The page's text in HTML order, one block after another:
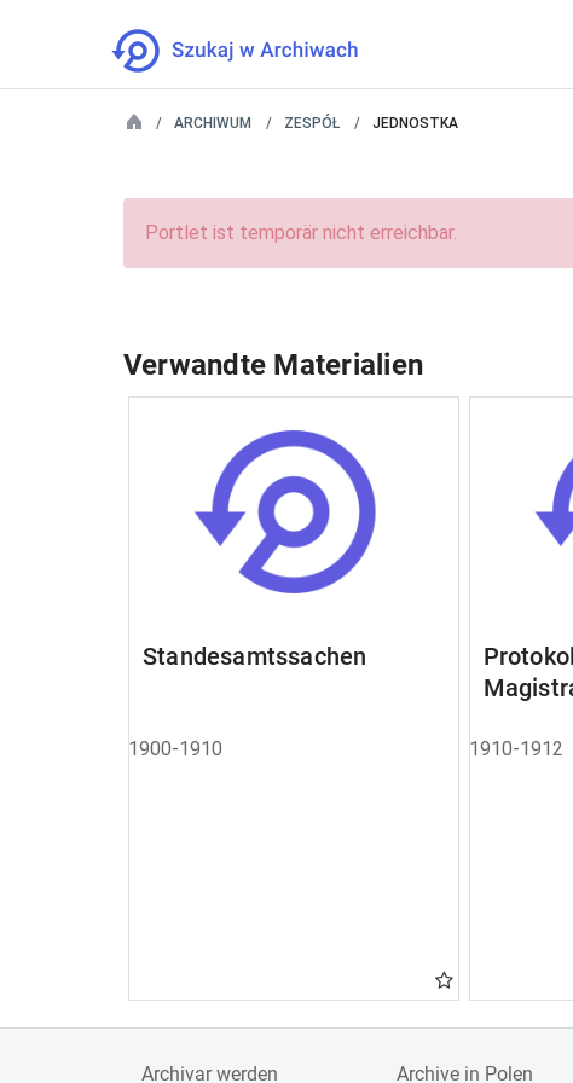
ARCHIWUM ZESPÓŁ JEDNOSTKA
Portlet ist temporär nicht erreichbar.
Verwandte Materialien
Standesamtssachen
1900-1910 1910-1912
Archivar werden Archive in Polen